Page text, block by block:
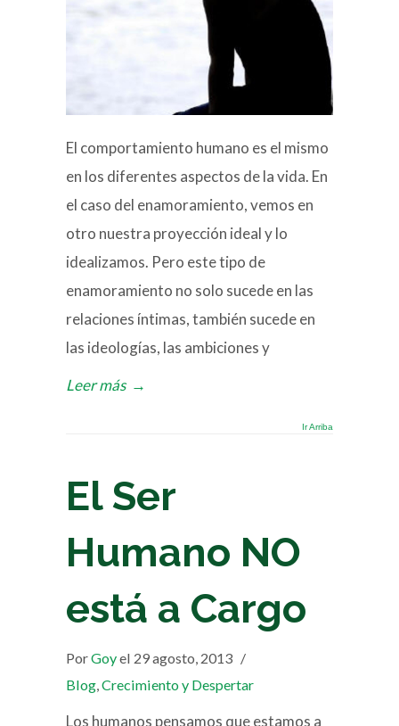
El comportamiento humano es el mismo
en los diferentes aspectos de la vida. En
el caso del enamoramiento, vemos en
otro nuestra proyección ideal y lo
idealizamos. Pero este tipo de
enamoramiento no solo sucede en las
relaciones íntimas, también sucede en
las ideologías, las ambiciones y
Leer más →
Ir Arriba
El Ser
Humano NO
está a Cargo
PorGoyel 29 agosto, 2013 /
Blog,Crecimiento y Despertar
Los humanos pensamos que estamos a